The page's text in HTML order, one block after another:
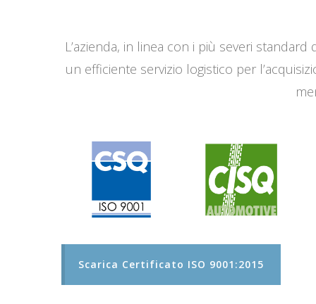
L’azienda, in linea con i più severi
un efficiente servizio logistico per
Scarica Certificato ISO 9001:2015